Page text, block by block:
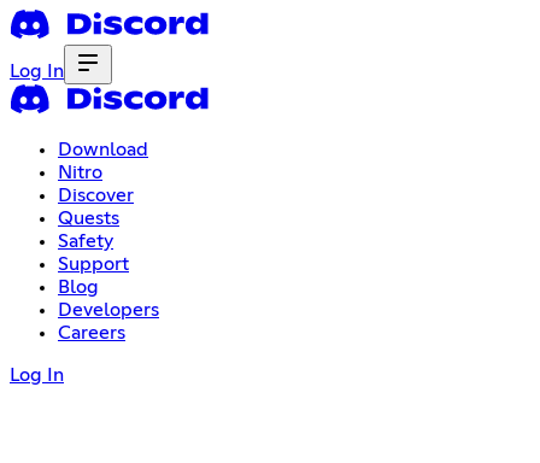
Log In
Download
Nitro
Discover
Quests
Safety
Support
Blog
Developers
Careers
Log In